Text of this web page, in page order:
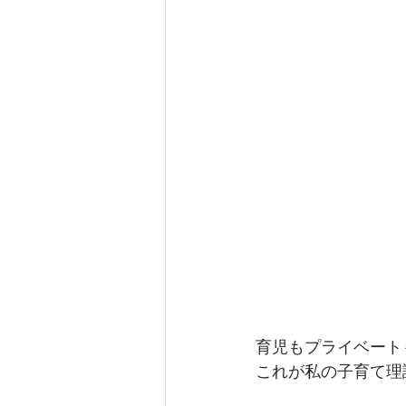
育児もプライベート
これが私の子育て理